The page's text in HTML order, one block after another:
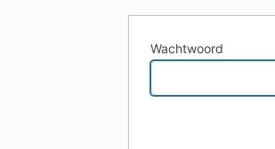
Wachtwoord